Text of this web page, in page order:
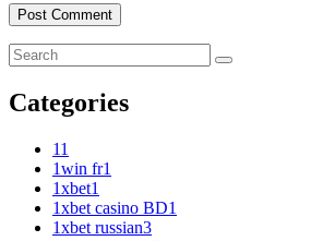
Categories
11
1win fr1
1xbet1
1xbet casino BD1
1xbet russian3